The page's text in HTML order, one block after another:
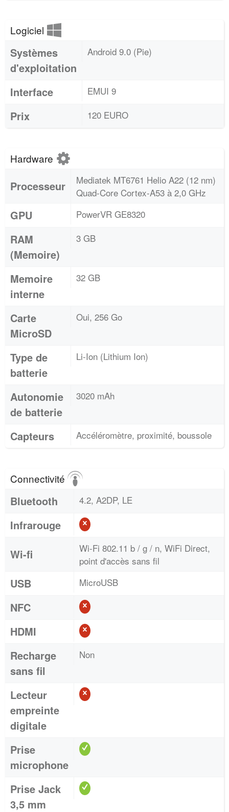
Logiciel
Systèmes
d'exploitation
Android 9.0 (Pie)
Interface EMUI 9
Prix 120 EURO
Hardware
Processeur
Mediatek MT6761 Helio A22 (12 nm)
Quad-Core Cortex-A53 à 2,0 GHz
GPU PowerVR GE8320
RAM
(Memoire)
3 GB
Memoire
interne
32 GB
Carte
MicroSD
Oui, 256 Go
Type de
batterie
Li-Ion (Lithium Ion)
Autonomie
de batterie
3020 mAh
Capteurs Accéléromètre, proximité, boussole
Connectivité
Bluetooth 4.2, A2DP, LE
Infrarouge
Wi-fi
Wi-Fi 802.11 b / g / n, WiFi Direct,
point d'accès sans fil
USB MicroUSB
NFC
HDMI
Recharge
sans fil
Non
Lecteur
empreinte
digitale
Prise
microphone
Prise Jack
3,5 mm